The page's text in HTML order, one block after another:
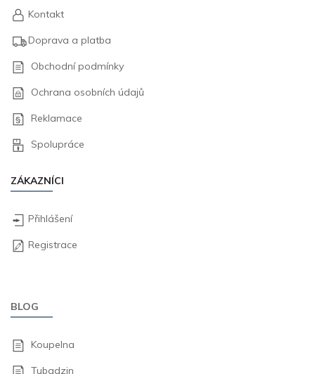
Kontakt
Doprava a platba
Obchodní podmínky
Ochrana osobních údajů
Reklamace
Spolupráce
ZÁKAZNÍCI
Přihlášení
Registrace
BLOG
Koupelna
Tubadzin